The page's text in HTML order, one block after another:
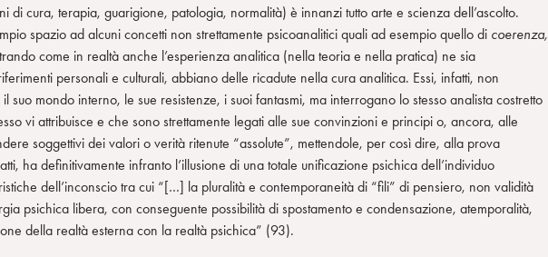
di cura, terapia, guarigione, patologia, normalità) è innanzi tutto arte e scienza dell’ascolto.
spazio ad alcuni concetti non strettamente psicoanalitici quali ad esempio quello di coerenza,
come in realtà anche l’esperienza analitica (nella teoria e nella pratica) ne sia
personali e culturali, abbiano delle ricadute nella cura analitica. Essi, infatti, non
suo mondo interno, le sue resistenze, i suoi fantasmi, ma interrogano lo stesso analista costretto
vi attribuisce e che sono strettamente legati alle sue convinzioni e principi o, ancora, alle
soggettivi dei valori o verità ritenute “assolute”, mettendole, per così dire, alla prova
ha definitivamente infranto l’illusione di una totale unificazione psichica dell’individuo
dell’inconscio tra cui “[…] la pluralità e contemporaneità di “fili” di pensiero, non validità
psichica libera, con conseguente possibilità di spostamento e condensazione, atemporalità,
della realtà esterna con la realtà psichica” (93).